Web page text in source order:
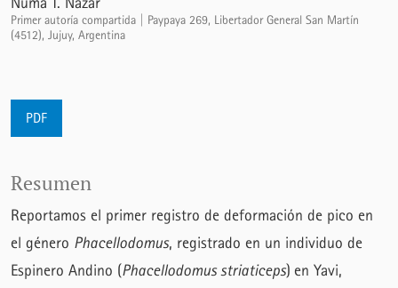
Primer autoría compartida | Paypaya 269, Libertador General San Martín
(4512), Jujuy, Argentina
PDF
Resumen
Reportamos el primer registro de deformación de pico en
el género Phacellodomus, registrado en un individuo de
Espinero Andino (Phacellodomus striaticeps) en Yavi,